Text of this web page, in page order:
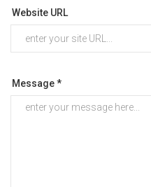
Website URL
Message *